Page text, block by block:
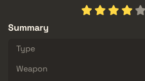
Summary
Type
Weapon